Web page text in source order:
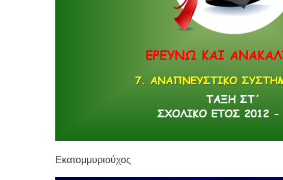
Εκατομμυριούχος